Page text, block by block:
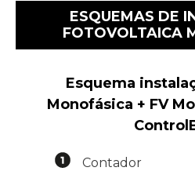
ESQUEMAS DE
FOTOVOLTAICA
Esquema
Monofásica + FV
Contador